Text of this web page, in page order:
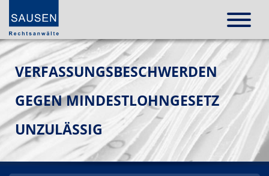
VERFASSUNGSBESCHWERDEN
GEGEN MINDESTLOHNGESETZ
UNZULÄSSIG